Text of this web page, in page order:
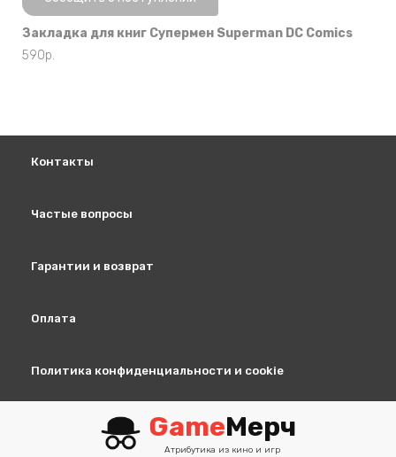
Закладка для книг Супермен Superman DC Comics
590р.
Контакты
Частые вопросы
Гарантии и возврат
Оплата
Политика конфиденциальности и cookie
GameМерч
Атрибутика из кино и игр